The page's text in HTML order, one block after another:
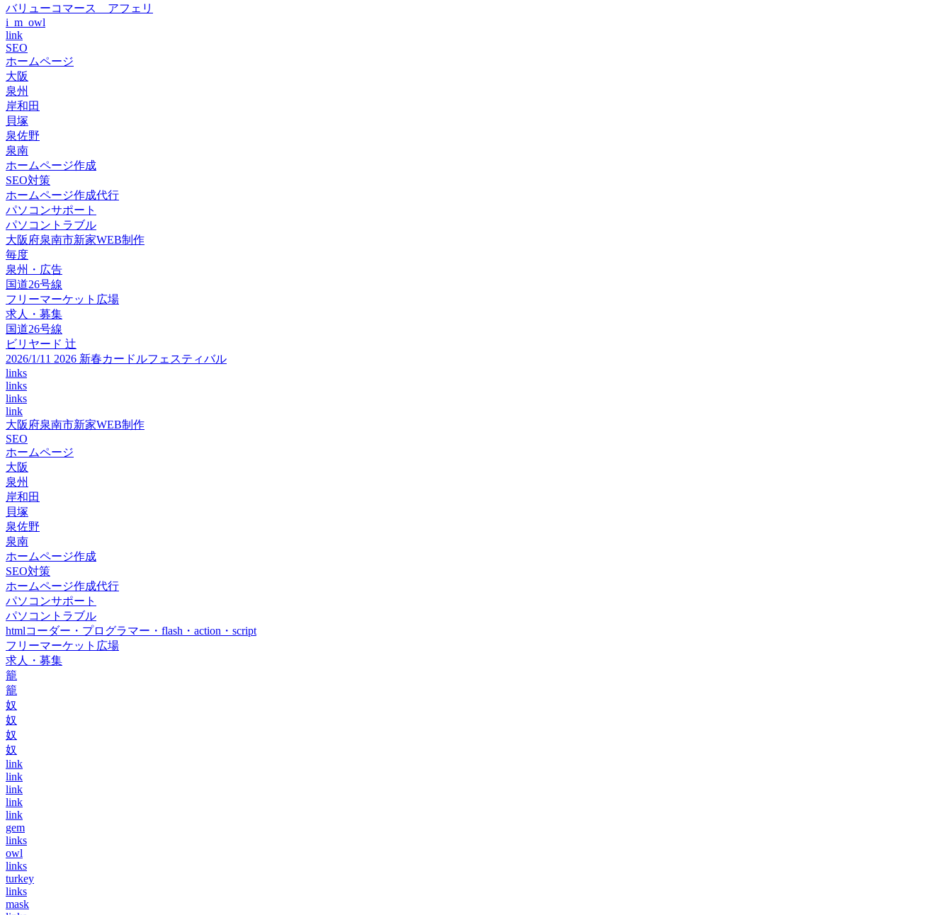
バリューコマース アフェリ
i_m_owl
link
SEO
ホームページ
大阪
泉州
岸和田
貝塚
泉佐野
泉南
ホームページ作成
SEO対策
ホームページ作成代行
パソコンサポート
パソコントラブル
大阪府泉南市新家WEB制作
毎度
泉州・広告
国道26号線
フリーマーケット広場
求人・募集
国道26号線
ビリヤード 辻
2026/1/11 2026 新春カードルフェスティバル
links
links
links
link
大阪府泉南市新家WEB制作
SEO
ホームページ
大阪
泉州
岸和田
貝塚
泉佐野
泉南
ホームページ作成
SEO対策
ホームページ作成代行
パソコンサポート
パソコントラブル
htmlコーダー・プログラマー・flash・action・script
フリーマーケット広場
求人・募集
籠
籠
奴
奴
奴
奴
link
link
link
link
link
gem
links
owl
links
turkey
links
mask